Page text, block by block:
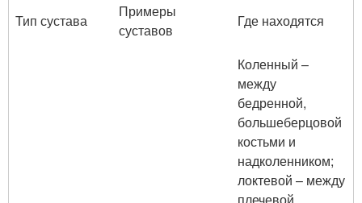
Тип сустава
Примеры
суставов
Где находятся
Коленный –
между
бедренной,
большеберцовой
костьми и
надколенником;
локтевой – между
плечевой,